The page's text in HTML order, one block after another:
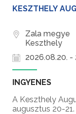
KESZTHELY
Zala megye
Keszthely
2026.08.20. -
INGYENES
A Keszthely
augusztus 20-